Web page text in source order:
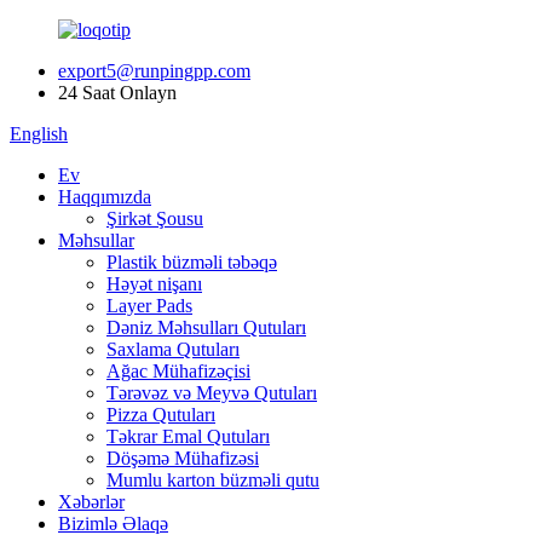
export5@runpingpp.com
24 Saat Onlayn
English
Ev
Haqqımızda
Şirkət Şousu
Məhsullar
Plastik büzməli təbəqə
Həyət nişanı
Layer Pads
Dəniz Məhsulları Qutuları
Saxlama Qutuları
Ağac Mühafizəçisi
Tərəvəz və Meyvə Qutuları
Pizza Qutuları
Təkrar Emal Qutuları
Döşəmə Mühafizəsi
Mumlu karton büzməli qutu
Xəbərlər
Bizimlə Əlaqə